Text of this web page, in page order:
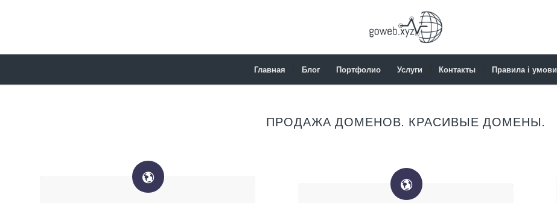
Главная Блог Портфолио Услуги Контакты Правила і умови
ПРОДАЖА ДОМЕНОВ. КРАСИВЫЕ ДОМЕНЫ.